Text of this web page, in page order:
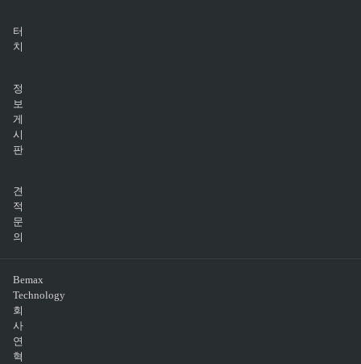
터
치
정
보
게
시
판
견
적
문
의
Bemax
Technology
회
사
연
혁